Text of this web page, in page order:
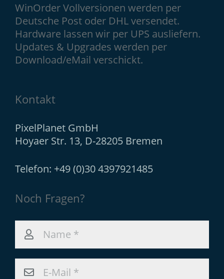
WinOrder Vollversionen werden per
Deutsche Post oder DHL versendet.
Hardware lassen wir per UPS ausliefern.
Updates & Upgrades werden per
Download/eMail verschickt.
Kontakt
PixelPlanet GmbH
Hoyaer Str. 13, D-28205 Bremen
Telefon: +49 (0)30 4397921485
Noch Fragen?